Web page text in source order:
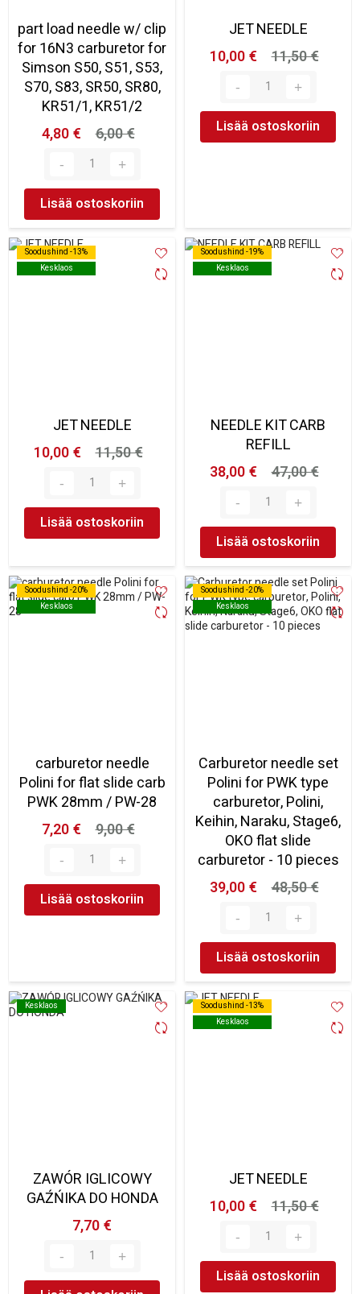
part load needle w/ clip
for 16N3 carburetor for
Simson S50, S51, S53,
S70, S83, SR50, SR80,
KR51/1, KR51/2
4,80 €
6,00 €
Lisää ostoskoriin
JET NEEDLE
10,00 €
11,50 €
Lisää ostoskoriin
Soodushind -13%
Kesklaos
Soodushind -13%
Kesklaos
JET NEEDLE
10,00 €
11,50 €
Lisää ostoskoriin
Soodushind -19%
Kesklaos
Soodushind -19%
Kesklaos
NEEDLE KIT CARB
REFILL
38,00 €
47,00 €
Lisää ostoskoriin
Soodushind -20%
Kesklaos
Soodushind -20%
Kesklaos
carburetor needle
Polini for flat slide carb
PWK 28mm / PW-28
7,20 €
9,00 €
Lisää ostoskoriin
Soodushind -20%
Kesklaos
Soodushind -20%
Kesklaos
Carburetor needle set
Polini for PWK type
carburetor, Polini,
Keihin, Naraku, Stage6,
OKO flat slide
carburetor - 10 pieces
39,00 €
48,50 €
Lisää ostoskoriin
Kesklaos
Kesklaos
ZAWÓR IGLICOWY
GAŹŃIKA DO HONDA
7,70 €
Soodushind -13%
Kesklaos
Soodushind -13%
Kesklaos
JET NEEDLE
10,00 €
11,50 €
Lisää ostoskoriin